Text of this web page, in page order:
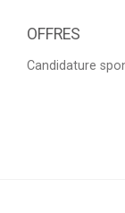
OFFRES
Candidature